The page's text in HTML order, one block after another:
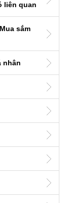
liên quan
sắm
nhân